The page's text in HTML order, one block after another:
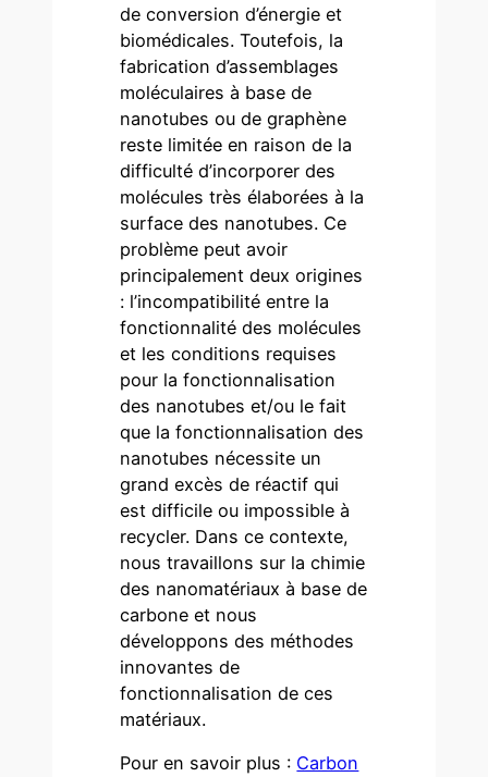
de conversion d’énergie et
biomédicales. Toutefois, la
fabrication d’assemblages
moléculaires à base de
nanotubes ou de graphène
reste limitée en raison de la
difficulté d’incorporer des
molécules très élaborées à la
surface des nanotubes. Ce
problème peut avoir
principalement deux origines
: l’incompatibilité entre la
fonctionnalité des molécules
et les conditions requises
pour la fonctionnalisation
des nanotubes et/ou le fait
que la fonctionnalisation des
nanotubes nécessite un
grand excès de réactif qui
est difficile ou impossible à
recycler. Dans ce contexte,
nous travaillons sur la chimie
des nanomatériaux à base de
carbone et nous
développons des méthodes
innovantes de
fonctionnalisation de ces
matériaux.
Pour en savoir plus : Carbon